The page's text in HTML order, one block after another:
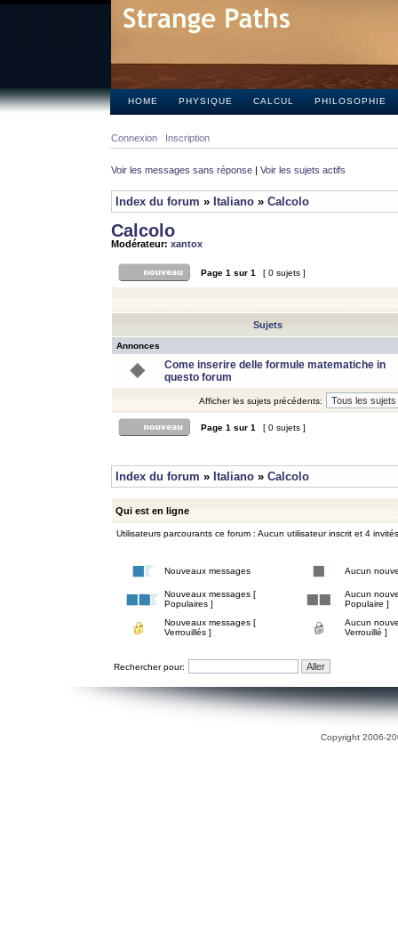
HOME PHYSIQUE CALCUL PHILOSOPHIE
Connexion Inscription
Voir les messages sans réponse | Voir les sujets actifs
Index du forum » Italiano » Calcolo
Calcolo
Modérateur: xantox
Page 1 sur 1 [ 0 sujets ]
Sujets
Annonces
Come inserire delle formule matematiche in
questo forum
Afficher les sujets précédents:
Page 1 sur 1 [ 0 sujets ]
Index du forum » Italiano » Calcolo
Qui est en ligne
Utilisateurs parcourants ce forum : Aucun utilisateur inscrit et 4 invités
Nouveaux messages Aucun
Nouveaux messages [
Populaires ]
Aucun
Populaire ]
Nouveaux messages [
Verrouillés ]
Aucun
Verrouillé ]
Rechercher pour:
Copyright 2006-